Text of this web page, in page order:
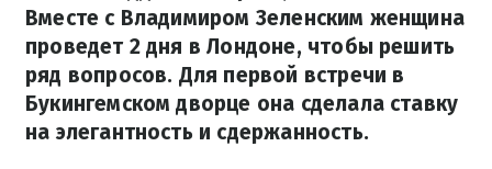
Вместе с Владимиром Зеленским женщина
проведет 2 дня в Лондоне, чтобы решить
ряд вопросов. Для первой встречи в
Букингемском дворце она сделала ставку
на элегантность и сдержанность.